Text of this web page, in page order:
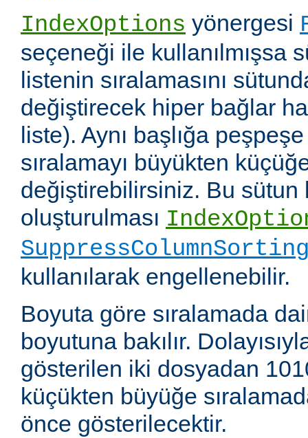
IndexOptions yönergesi
seçeneği ile kullanılmışsa
listenin sıralamasını
değiştirecek hiper bağlar
liste). Aynı başlığa
sıralamayı büyükten
değiştirebilirsiniz. Bu sütun
oluşturulması
kullanılarak engellenebilir.
Boyuta göre sıralamada
boyutuna bakılır.
gösterilen iki dosyadan
küçükten büyüğe
önce gösterilecektir.